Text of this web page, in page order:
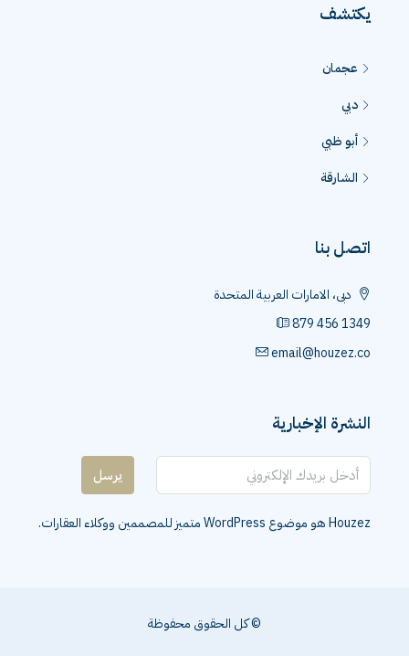
يكتشف
عجمان
دبي
أبو ظبي
الشارقة
اتصل بنا
دبى، الامارات العربية المتحدة
879 456 1349
email@houzez.co
النشرة الإخبارية
يرسل
Houzez هو موضوع WordPress متميز للمصممين ووكلاء العقارات.
© كل الحقوق محفوظة